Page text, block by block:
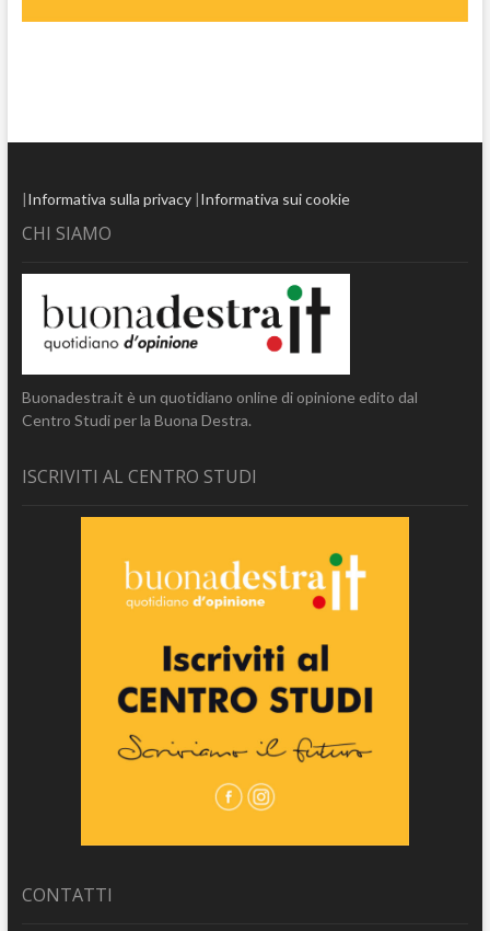
|Informativa sulla privacy|Informativa sui cookie
CHI SIAMO
Buonadestra.it è un quotidiano online di opinione edito dal
Centro Studi per la Buona Destra.
ISCRIVITI AL CENTRO STUDI
CONTATTI